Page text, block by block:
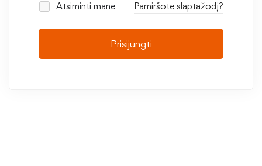
Atsiminti mane Pamiršote slaptažodį?
Prisijungti